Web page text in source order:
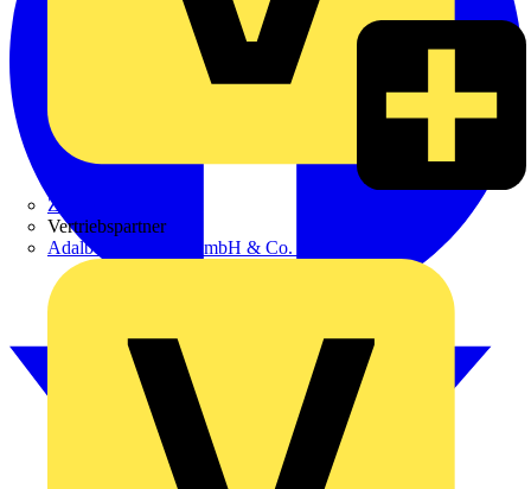
Zumtobel
Vertriebspartner
Adalbert Zajadacz GmbH & Co. KG